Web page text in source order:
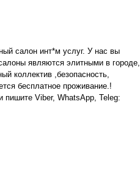
салон инт*м услуг. У нас вы
являются элитными в городе,
коллектив ,безопасность,
бесплатное проживание.!
пишите Viber, WhatsApp, Teleg: